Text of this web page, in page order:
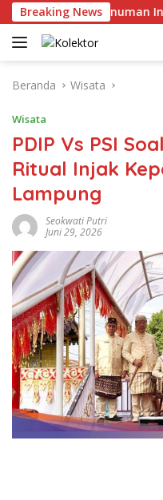
Langsung
ke
konten
Breaking News
4 Minuman Ini
Beranda Wisata
Wisata
PDIP Vs PSI
Ritual Injak
Lampung
Seokwati Putri
Juni 29, 2026